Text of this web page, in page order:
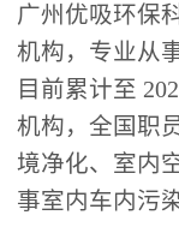
广州优吸环保
机构，专业从
目前累计至
机构，全国职
境净化、室内
事室内车内污